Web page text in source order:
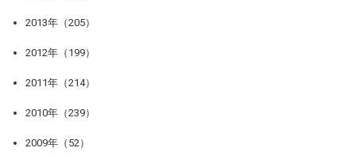
2013年（205）
2012年（199）
2011年（214）
2010年（239）
2009年（52）